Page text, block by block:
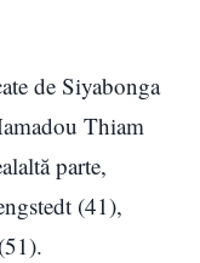
de Siyabonga
Thiam
parte,
(41),